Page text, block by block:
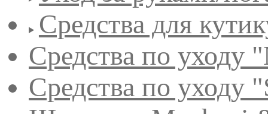
Средства для
Средства по уходу
Средства по уходу